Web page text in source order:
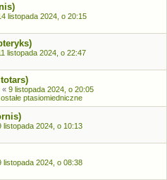
listopada 2024, o 20:15
listopada 2024, o 22:47
« 9 listopada 2024, o 20:05
ptasiomiedniczne
listopada 2024, o 10:13
listopada 2024, o 08:38